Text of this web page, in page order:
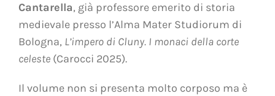
Cantarella, già professore emerito di storia
medievale presso l’Alma Mater Studiorum di
Bologna, L’impero di Cluny. I monaci della corte
celeste(Carocci 2025).
Il volume non si presenta molto corposo ma è